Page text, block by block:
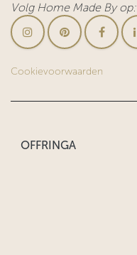
Volg Home Made By op:
Cookievoorwaarden
OFFRINGA